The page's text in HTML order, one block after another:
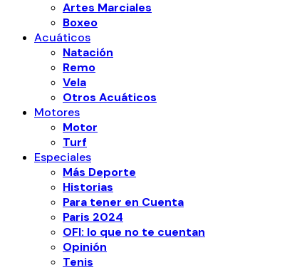
Artes Marciales
Boxeo
Acuáticos
Natación
Remo
Vela
Otros Acuáticos
Motores
Motor
Turf
Especiales
Más Deporte
Historias
Para tener en Cuenta
Paris 2024
OFI: lo que no te cuentan
Opinión
Tenis